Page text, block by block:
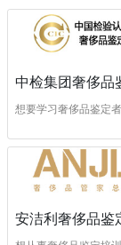
想要学习奢侈品鉴定者
安洁利奢侈品鉴